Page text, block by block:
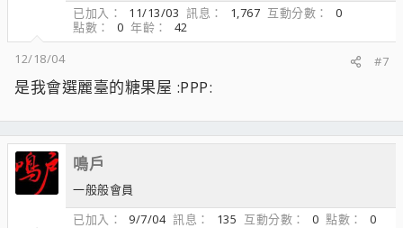
已加入 11/13/03 訊息 1,767 互動分數
0
點數
0 年齡
42
12/18/04
#7
是我會選麗臺的糖果屋 :PPP:
鳴戶
一般般會員
已加入
9/7/04 訊息 135 互動分數 0 點數
0